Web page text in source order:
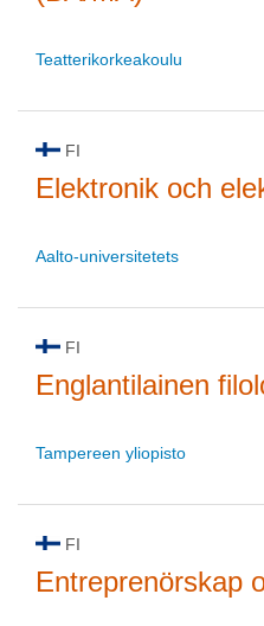
Teatterikorkeakoulu
FI
Elektronik och
Aalto-universitetets
FI
Englantilainen
Tampereen yliopisto
FI
Entreprenörskap